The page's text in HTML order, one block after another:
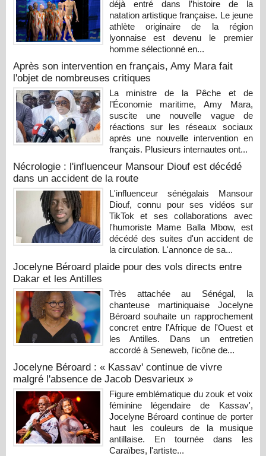
déjà entré dans l’histoire de la
natation artistique française. Le jeune
athlète originaire de la région
lyonnaise est devenu le premier
homme sélectionné en...
Après son intervention en français, Amy Mara fait
l'objet de nombreuses critiques
La ministre de la Pêche et de
l’Économie maritime, Amy Mara,
suscite une nouvelle vague de
réactions sur les réseaux sociaux
après une nouvelle intervention en
français. Plusieurs internautes ont...
Nécrologie : l'influenceur Mansour Diouf est décédé
dans un accident de la route
L'influenceur sénégalais Mansour
Diouf, connu pour ses vidéos sur
TikTok et ses collaborations avec
l'humoriste Mame Balla Mbow, est
décédé des suites d'un accident de
la circulation. L'annonce de sa...
Jocelyne Béroard plaide pour des vols directs entre
Dakar et les Antilles
Très attachée au Sénégal, la
chanteuse martiniquaise Jocelyne
Béroard souhaite un rapprochement
concret entre l'Afrique de l'Ouest et
les Antilles. Dans un entretien
accordé à Seneweb, l'icône de...
Jocelyne Béroard : « Kassav' continue de vivre
malgré l'absence de Jacob Desvarieux »
Figure emblématique du zouk et voix
féminine légendaire de Kassav',
Jocelyne Béroard continue de porter
haut les couleurs de la musique
antillaise. En tournée dans les
Caraïbes, l'artiste...